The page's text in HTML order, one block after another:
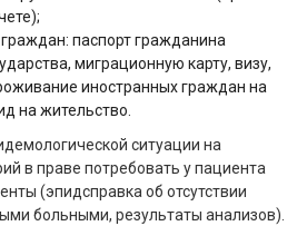
паспорт гражданина
миграционную карту, визу,
иностранных граждан на
на жительство.
ситуации на
в праве потребовать у пациента
(эпидсправка об отсутствии
больными, результаты анализов).